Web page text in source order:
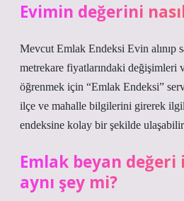
Evimin değerini
Mevcut Emlak Endeksi Evin alınıp
metrekare fiyatlarındaki değişimleri
öğrenmek için “Emlak Endeksi”
ilçe ve mahalle bilgilerini girerek
endeksine kolay bir şekilde
Emlak beyan
aynı şey mi?